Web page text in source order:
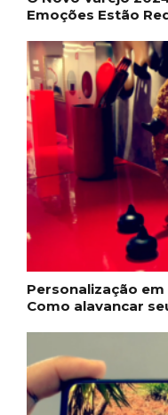
Emoções Estão
Personalização
Como alavancar